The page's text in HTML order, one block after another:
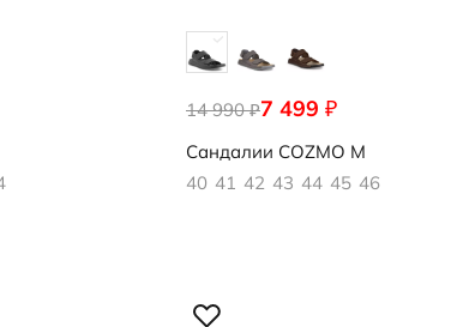
7 499 ₽
14 990₽
500944/01001
Сандалии COZMO M
40 41 42 43 44 45 46